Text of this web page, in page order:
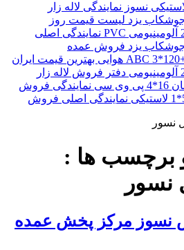
فروش
نسور
برچسب ها :
نسور
نسوز مرکز پخش عمده